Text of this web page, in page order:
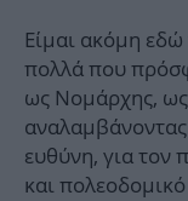
Είμαι ακόμη
πολλά που
ως Νομάρχης,
ευθύνη, για τον
και